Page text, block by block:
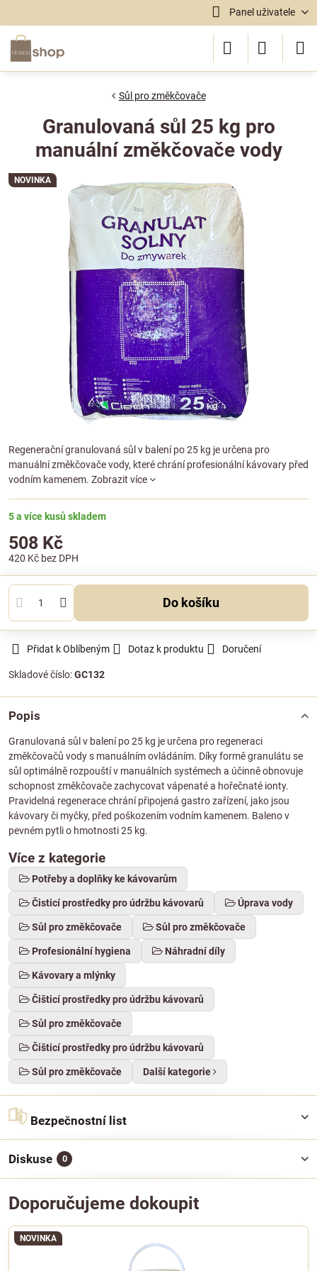
Panel uživatele
NOVINKA
Sůl pro změkčovače
Granulovaná sůl 25 kg pro
manuální změkčovače vody
Regenerační granulovaná sůl v balení po 25 kg je určena pro
manuální změkčovače vody, které chrání profesionální kávovary před
vodním kamenem. Zobrazit více
5 a více kusů skladem
508 Kč
420 Kč bez DPH
Do košíku
Přidat k Oblíbeným Dotaz k produktu Doručení
Skladové číslo:GC132
Popis
Granulovaná sůl v balení po 25 kg je určena pro regeneraci
změkčovačů vody s manuálním ovládáním. Díky formě granulátu se
sůl optimálně rozpouští v manuálních systémech a účinně obnovuje
schopnost změkčovače zachycovat vápenaté a hořečnaté ionty.
Pravidelná regenerace chrání připojená gastro zařízení, jako jsou
kávovary či myčky, před poškozením vodním kamenem. Baleno v
pevném pytli o hmotnosti 25 kg.
Více z kategorie
Potřeby a doplňky ke kávovarům
Čisticí prostředky pro údržbu kávovarů Úprava vody
Sůl pro změkčovače Sůl pro změkčovače
Profesionální hygiena Náhradní díly
Kávovary a mlýnky
Čišticí prostředky pro údržbu kávovarů
Sůl pro změkčovače
Čišticí prostředky pro údržbu kávovarů
Sůl pro změkčovače Další kategorie
Bezpečnostní list
Diskuse 0
Doporučujeme dokoupit
NOVINKA